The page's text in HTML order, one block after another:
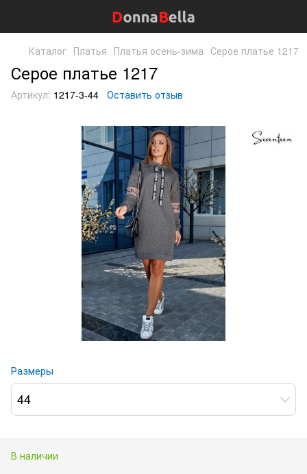
Каталог Платья Платья осень-зима Серое платье 1217
Серое платье 1217
Артикул: 1217-3-44 Оставить отзыв
Размеры
44
В наличии